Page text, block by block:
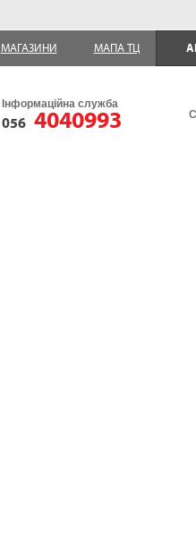
МАГАЗИНИ МАПА ТЦ
Інформаційна служба
056 4040993